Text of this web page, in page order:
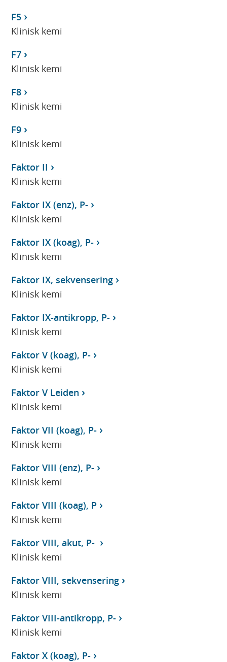
F5
Klinisk kemi
F7
Klinisk kemi
F8
Klinisk kemi
F9
Klinisk kemi
Faktor II
Klinisk kemi
Faktor IX (enz), P-
Klinisk kemi
Faktor IX (koag), P-
Klinisk kemi
Faktor IX, sekvensering
Klinisk kemi
Faktor IX-antikropp, P-
Klinisk kemi
Faktor V (koag), P-
Klinisk kemi
Faktor V Leiden
Klinisk kemi
Faktor VII (koag), P-
Klinisk kemi
Faktor VIII (enz), P-
Klinisk kemi
Faktor VIII (koag), P
Klinisk kemi
Faktor VIII, akut, P-
Klinisk kemi
Faktor VIII, sekvensering
Klinisk kemi
Faktor VIII-antikropp, P-
Klinisk kemi
Faktor X (koag), P-